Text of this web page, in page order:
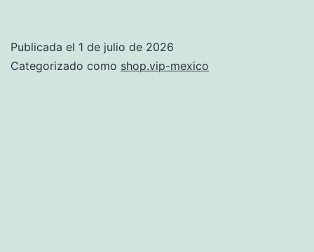
derrota
Publicada el 1 de julio de 2026
Categorizado como shop.vip-mexico